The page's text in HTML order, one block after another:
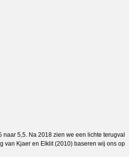
5,5. Na 2018 zien we een lichte terugval
van Kjaer en Elklit (2010) baseren wij ons op